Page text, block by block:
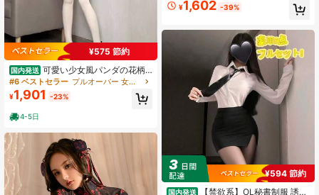
¥575 節約
国内発送 可愛い少女風パンダの花柄
チャイナ風パンダメイドコスチュー
ム｜ロリータ風ミニドレスセット・
ツインテ萌え系 動物 牛柄 セクシー
#6 ベストセラー プルオーバー 女性用コスプレ衣装
¥1,901 -23%
4-5日
リー コスプレ ボディスーツ 地雷系
小悪魔系 猫モチーフ フリル リボン
¥1,602 -39%
¥594 節約
国内発送
【禁欲系】OL秘書制服 誘惑